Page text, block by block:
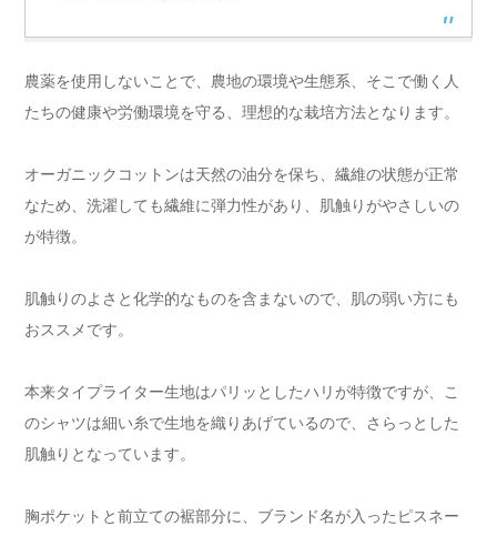
農薬を使用しないことで、農地の環境や生態系、そこで働く人
たちの健康や労働環境を守る、理想的な栽培方法となります。
オーガニックコットンは天然の油分を保ち、繊維の状態が正常
なため、洗濯しても繊維に弾力性があり、肌触りがやさしいの
が特徴。
肌触りのよさと化学的なものを含まないので、肌の弱い方にも
おススメです。
本来タイプライター生地はパリッとしたハリが特徴ですが、こ
のシャツは細い糸で生地を織りあげているので、さらっとした
肌触りとなっています。
胸ポケットと前立ての裾部分に、ブランド名が入ったピスネー